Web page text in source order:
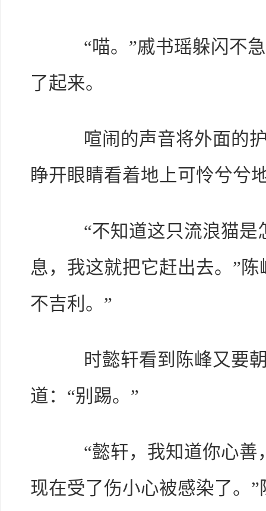
“喵。”戚书瑶躲闪不急
了起来。
喧闹的声音将外面的护
睁开眼睛看着地上可怜兮兮
“不知道这只流浪猫是
息，我这就把它赶出去。”
不吉利。”
时懿轩看到陈峰又要朝
道：“别踢。”
“懿轩，我知道你心善
现在受了伤小心被感染了。